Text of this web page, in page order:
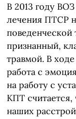
В 2013 году
лечения ПТСР
признанный,
травмой. В
работа с
на работу с
КПТ
наших